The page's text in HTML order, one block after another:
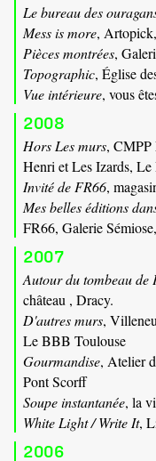
Le bureau des
Mess is more,
Pièces montrées,
Topographic, Église
Vue intérieure, vous
2008
Hors Les murs, CMPP
Henri et Les Izards,
Invité de FR66,
Mes belles éditions
FR66, Galerie
2007
Autour du tombeau
château , Dracy.
D'autres murs,
Le BBB Toulouse
Gourmandise, Atelier
Pont Scorff
Soupe instantanée, la
White Light / Write It,
2006